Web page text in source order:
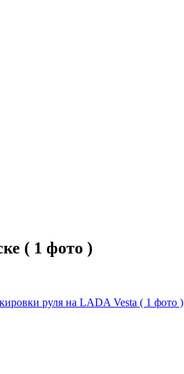
( 1 фото )
руля на LADA Vesta ( 1 фото )